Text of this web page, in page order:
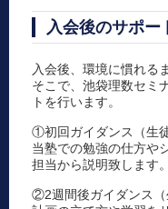
入会後のサポー
入会後、環境に慣れる
そこで、池袋理数セミ
トを行います。
①初回ガイダンス（生徒
当塾での勉強の仕方や
担当から説明致します。
②2週間後ガイダンス（